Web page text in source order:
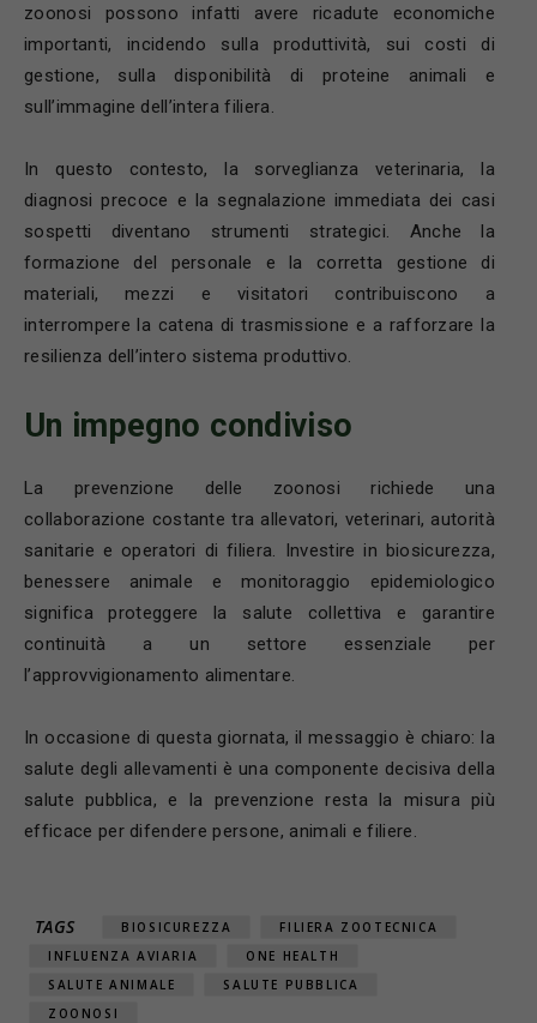
zoonosi possono infatti avere ricadute economiche
importanti, incidendo sulla produttività, sui costi di
gestione, sulla disponibilità di proteine animali e
sull’immagine dell’intera filiera.
In questo contesto, la sorveglianza veterinaria, la
diagnosi precoce e la segnalazione immediata dei casi
sospetti diventano strumenti strategici. Anche la
formazione del personale e la corretta gestione di
materiali, mezzi e visitatori contribuiscono a
interrompere la catena di trasmissione e a rafforzare la
resilienza dell’intero sistema produttivo.
Un impegno condiviso
La prevenzione delle zoonosi richiede una
collaborazione costante tra allevatori, veterinari, autorità
sanitarie e operatori di filiera. Investire in biosicurezza,
benessere animale e monitoraggio epidemiologico
significa proteggere la salute collettiva e garantire
continuità a un settore essenziale per
l’approvvigionamento alimentare.
In occasione di questa giornata, il messaggio è chiaro: la
salute degli allevamenti è una componente decisiva della
salute pubblica, e la prevenzione resta la misura più
efficace per difendere persone, animali e filiere.
TAGS BIOSICUREZZA
FILIERA ZOOTECNICA
INFLUENZA AVIARIA
ONE HEALTH
SALUTE ANIMALE
SALUTE PUBBLICA
ZOONOSI